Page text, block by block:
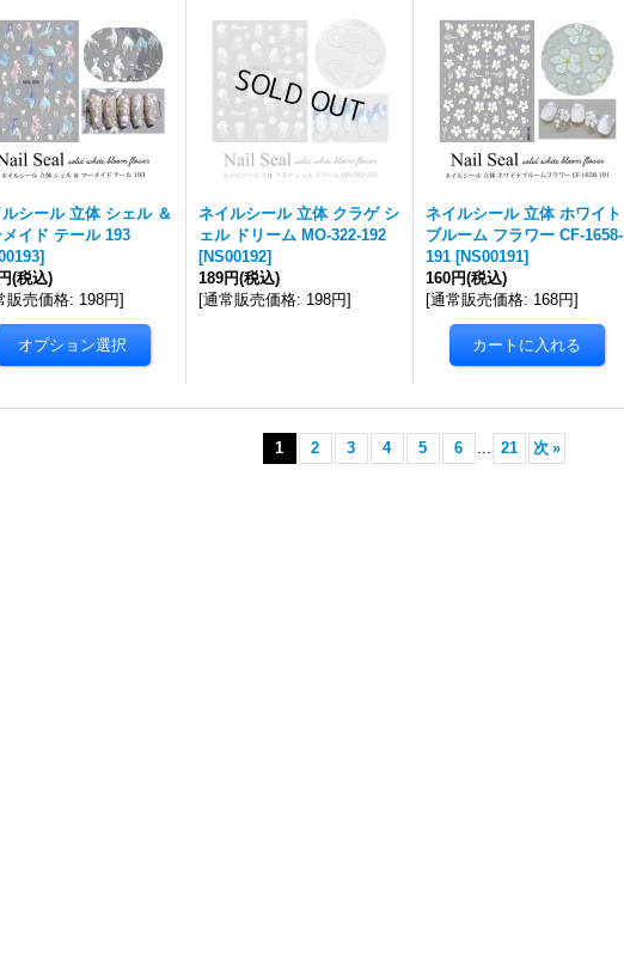
シール 立体 シェル ＆
メイド テール 193
]
(税込)
販売価格: 198円]
ネイルシール 立体 クラゲ シ
ェル ドリーム MO-322-192
[NS00192]
189円(税込)
[通常販売価格: 198円]
ネイルシール 立体 ホワイト
ブルーム フラワー CF-1658-
191 [NS00191]
160円(税込)
[通常販売価格: 168円]
1 2 3 4 5 6 ... 21 次 »